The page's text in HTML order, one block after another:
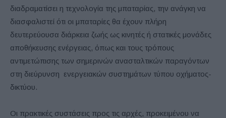
διαδραματίσει η τεχνολογία της μπαταρίας, την ανάγκη να
διασφαλιστεί ότι οι μπαταρίες θα έχουν πλήρη
δευτερεύουσα διάρκεια ζωής ως κινητές ή στατικές μονάδες
αποθήκευσης ενέργειας, όπως και τους τρόπους
αντιμετώπισης των σημερινών ανασταλτικών παραγόντων
στη διεύρυνση ενεργειακών συστημάτων τύπου οχήματος-
δικτύου.
Οι πρακτικές συστάσεις προς τις αρχές, προκειμένου να